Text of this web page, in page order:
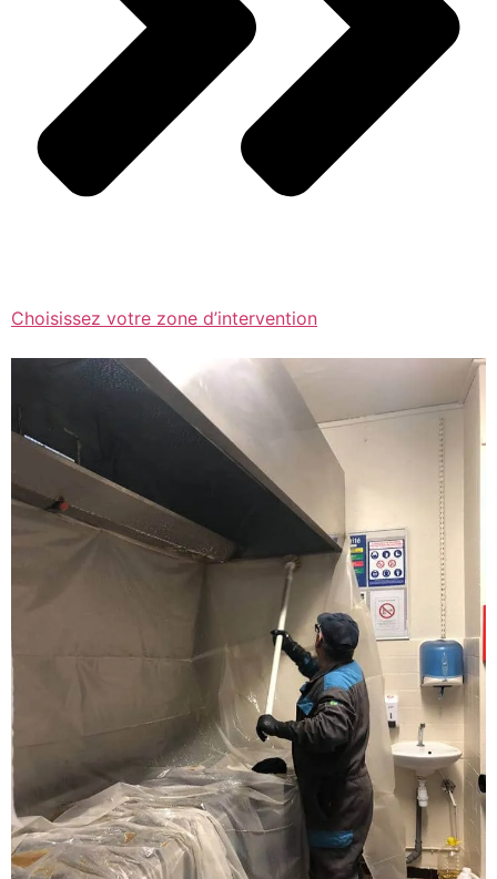
Choisissez votre zone d’intervention